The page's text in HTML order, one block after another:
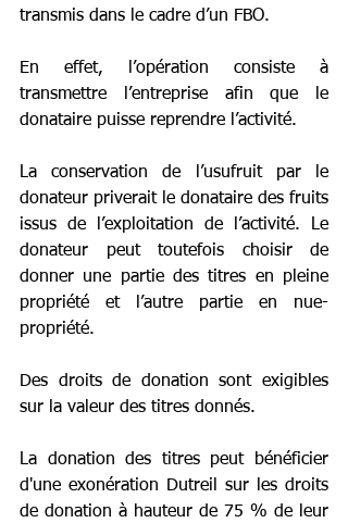
transmis dans le cadre d’un FBO.
En effet, l’opération consiste à
transmettre l’entreprise afin que le
donataire puisse reprendre l’activité.
La conservation de l’usufruit par le
donateur priverait le donataire des fruits
issus de l’exploitation de l’activité. Le
donateur peut toutefois choisir de
donner une partie des titres en pleine
propriété et l’autre partie en nue-
propriété.
Des droits de donation sont exigibles
sur la valeur des titres donnés.
La donation des titres peut bénéficier
d'une exonération Dutreil sur les droits
de donation à hauteur de 75 % de leur